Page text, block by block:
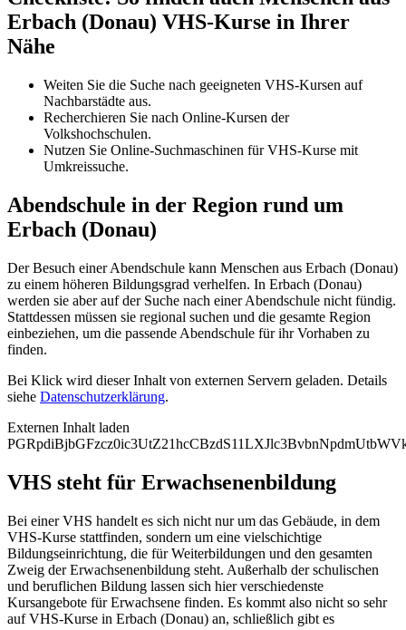
Erbach (Donau) VHS-Kurse in Ihrer
Nähe
Weiten Sie die Suche nach geeigneten VHS-Kursen auf
Nachbarstädte aus.
Recherchieren Sie nach Online-Kursen der
Volkshochschulen.
Nutzen Sie Online-Suchmaschinen für VHS-Kurse mit
Umkreissuche.
Abendschule in der Region rund um
Erbach (Donau)
Der Besuch einer Abendschule kann Menschen aus Erbach (Donau)
zu einem höheren Bildungsgrad verhelfen. In Erbach (Donau)
werden sie aber auf der Suche nach einer Abendschule nicht fündig.
Stattdessen müssen sie regional suchen und die gesamte Region
einbeziehen, um die passende Abendschule für ihr Vorhaben zu
finden.
Bei Klick wird dieser Inhalt von externen Servern geladen. Details
siehe Datenschutzerklärung.
Externen Inhalt laden
VHS steht für Erwachsenenbildung
Bei einer VHS handelt es sich nicht nur um das Gebäude, in dem
VHS-Kurse stattfinden, sondern um eine vielschichtige
Bildungseinrichtung, die für Weiterbildungen und den gesamten
Zweig der Erwachsenenbildung steht. Außerhalb der schulischen
und beruflichen Bildung lassen sich hier verschiedenste
Kursangebote für Erwachsene finden. Es kommt also nicht so sehr
auf VHS-Kurse in Erbach (Donau) an, schließlich gibt es